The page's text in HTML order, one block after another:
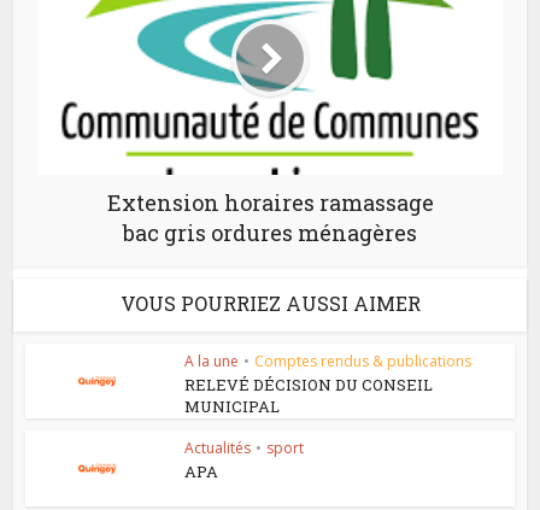
Extension horaires ramassage
bac gris ordures ménagères
VOUS POURRIEZ AUSSI AIMER
A la une • Comptes rendus & publications
RELEVÉ DÉCISION DU CONSEIL
MUNICIPAL
Actualités • sport
APA